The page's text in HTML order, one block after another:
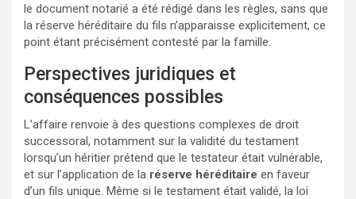
le document notarié a été rédigé dans les règles, sans que
la réserve héréditaire du fils n’apparaisse explicitement, ce
point étant précisément contesté par la famille.
Perspectives juridiques et
conséquences possibles
L’affaire renvoie à des questions complexes de droit
successoral, notamment sur la validité du testament
lorsqu’un héritier prétend que le testateur était vulnérable,
et sur l’application de la réserve héréditaire en faveur
d’un fils unique. Même si le testament était validé, la loi